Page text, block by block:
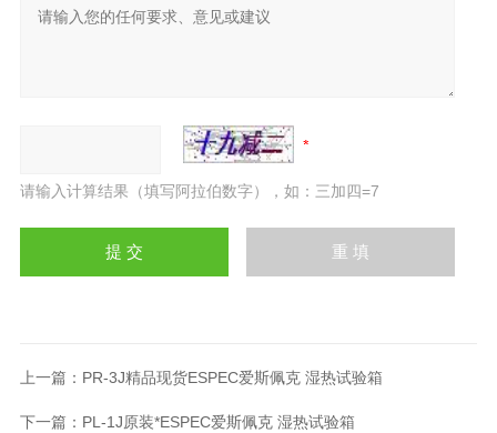
请输入计算结果（填写阿拉伯数字），如：三加四=7
上一篇： PR-3J精品现货ESPEC爱斯佩克 湿热试验箱
下一篇： PL-1J原装*ESPEC爱斯佩克 湿热试验箱